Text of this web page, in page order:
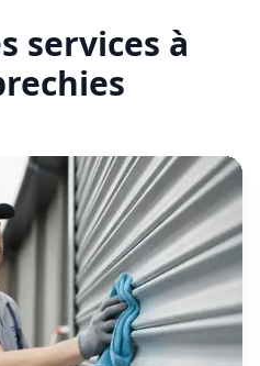
métallique
sans délai.
métallique
En savoir plus